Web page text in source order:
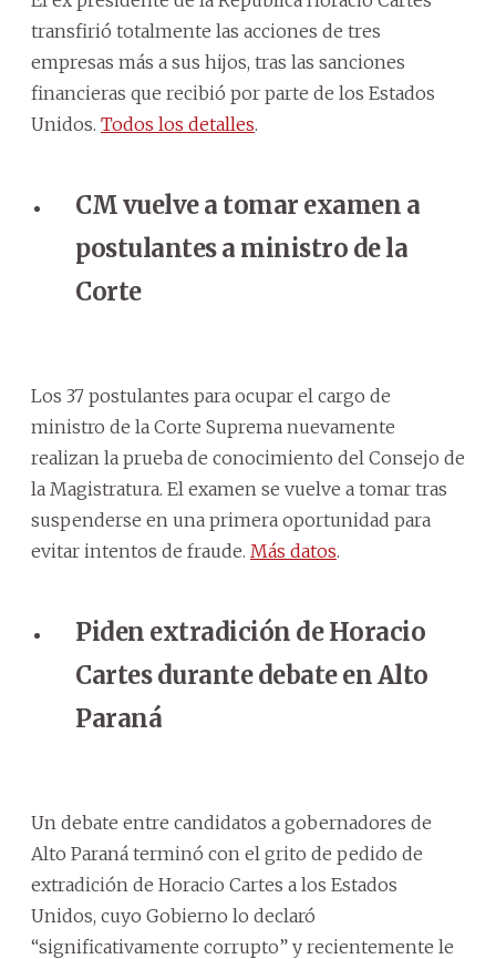
transfirió totalmente las acciones de tres
empresas más a sus hijos, tras las sanciones
financieras que recibió por parte de los Estados
Unidos. Todos los detalles.
CM vuelve a tomar examen a
postulantes a ministro de la
Corte
Los 37 postulantes para ocupar el cargo de
ministro de la Corte Suprema nuevamente
realizan la prueba de conocimiento del Consejo de
la Magistratura. El examen se vuelve a tomar tras
suspenderse en una primera oportunidad para
evitar intentos de fraude. Más datos.
Piden extradición de Horacio
Cartes durante debate en Alto
Paraná
Un debate entre candidatos a gobernadores de
Alto Paraná terminó con el grito de pedido de
extradición de Horacio Cartes a los Estados
Unidos, cuyo Gobierno lo declaró
“significativamente corrupto” y recientemente le